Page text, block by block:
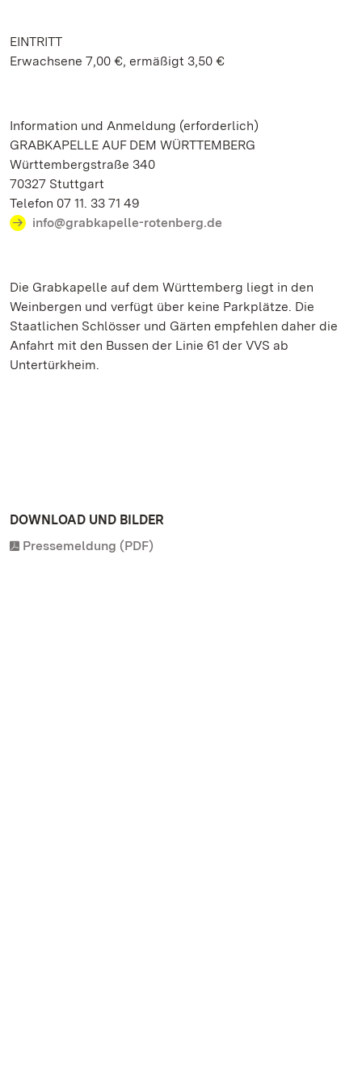
EINTRITT
Erwachsene 7,00 €, ermäßigt 3,50 €
Information und Anmeldung (erforderlich)
GRABKAPELLE AUF DEM WÜRTTEMBERG
Württembergstraße 340
70327 Stuttgart
Telefon 07 11. 33 71 49
info@grabkapelle-rotenberg.de
Die Grabkapelle auf dem Württemberg liegt in den
Weinbergen und verfügt über keine Parkplätze. Die
Staatlichen Schlösser und Gärten empfehlen daher die
Anfahrt mit den Bussen der Linie 61 der VVS ab
Untertürkheim.
DOWNLOAD UND BILDER
Pressemeldung (PDF)